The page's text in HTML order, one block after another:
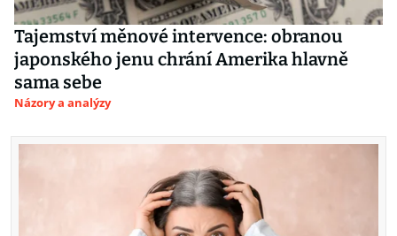
Tajemství měnové intervence: obranou
japonského jenu chrání Amerika hlavně
sama sebe
Názory a analýzy